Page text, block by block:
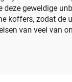
geweldige
koffers, zodat
van veel van